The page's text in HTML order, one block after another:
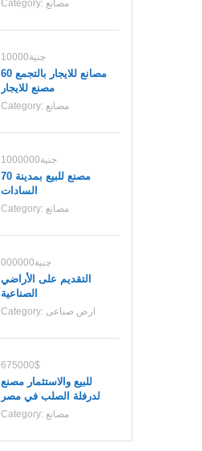
Category: مصانع
10000جنية
مصانع للايجار بالتجمع 60
مصنع للايجار
Category: مصانع
1000000جنية
70 مصنع للبيع بمدينة
السادات
Category: مصانع
000000جنية
التقديم على الأراضي
الصناعية
Category: ارض صناعى
675000$
للبيع والاستثمار مصنع
لدرفلة الصلب في مصر
Category: مصانع